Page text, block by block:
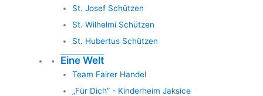
St. Josef Schützen
St. Wilhelmi Schützen
St. Hubertus Schützen
Eine Welt
Team Fairer Handel
„Für Dich” - Kinderheim Jaksice